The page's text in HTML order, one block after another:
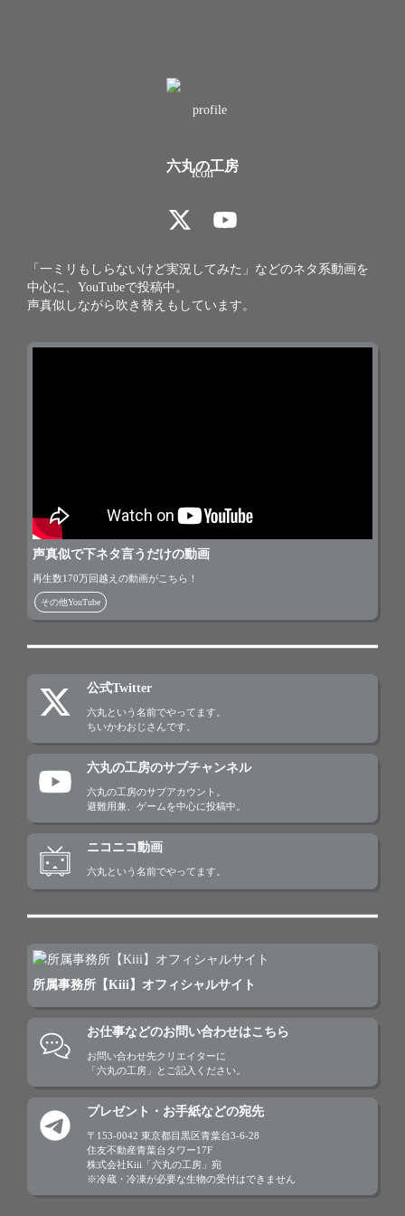
六丸の工房
「一ミリもしらないけど実況してみた」などのネタ系動画を
中心に、YouTubeで投稿中。
声真似しながら吹き替えもしています。
声真似で下ネタ言うだけの動画
再生数170万回越えの動画がこちら！
その他YouTube
公式Twitter
六丸という名前でやってます。
ちいかわおじさんです。
六丸の工房のサブチャンネル
六丸の工房のサブアカウント。
避難用兼、ゲームを中心に投稿中。
ニコニコ動画
六丸という名前でやってます。
所属事務所【Kiii】オフィシャルサイト
お仕事などのお問い合わせはこちら
お問い合わせ先クリエイターに
「六丸の工房」とご記入ください。
プレゼント・お手紙などの宛先
〒153-0042 東京都目黒区青葉台3-6-28
住友不動産青葉台タワー17F
株式会社Kiii「六丸の工房」宛
※冷蔵・冷凍が必要な生物の受付はできません